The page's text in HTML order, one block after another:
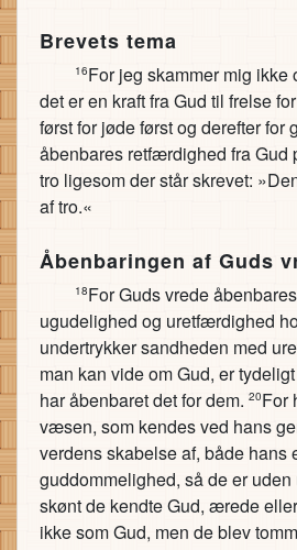
Brevets tema
16For jeg skammer mig ikke
det er en kraft fra Gud til frelse
først for jøde først og derefter for
åbenbares retfærdighed fra Gud
tro ligesom der står skrevet:
af tro.«
Åbenbaringen af Guds
18For Guds vrede
ugudelighed og uretfærdighed
undertrykker sandheden med
man kan vide om Gud, er
har åbenbaret det for dem. 20For
væsen, som kendes ved hans
verdens skabelse af, både hans
guddommelighed, så de er
skønt de kendte Gud, ærede
ikke som Gud, men de blev